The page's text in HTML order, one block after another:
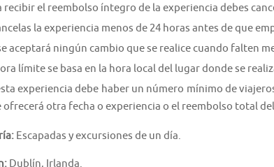
recibir el reembolso íntegro de la experiencia debes
la experiencia menos de 24 horas antes de que
aceptará ningún cambio que se realice cuando falten
límite se basa en la hora local del lugar donde se
experiencia debe haber un número mínimo de
ofrecerá otra fecha o experiencia o el reembolso total
Escapadas y excursiones de un día.
Dublín, Irlanda.